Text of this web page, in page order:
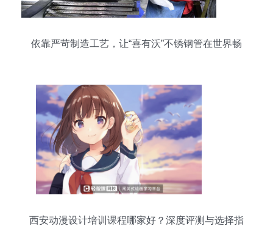
依靠严苛制造工艺，让“喜有沃”不锈钢管在世界畅
西安动漫设计培训课程哪家好？深度评测与选择指